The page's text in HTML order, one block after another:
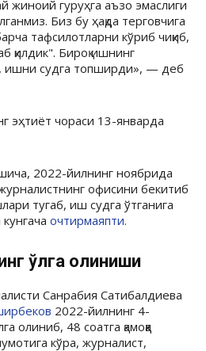
жиноий гуруҳга аъзо эмаслиги
Биз бу ҳақда терговчига
тафсилотларни кўриб чиқиб,
қилдик". Бироқ ишнинг
ишни судга топширди», — деб
эҳтиёт чораси 13-январда
2022-йилнинг ноябрида
офисини бекитиб
тугаб, иш судга ўтганига
очтирмаяпти.
қўлга олиниши
Санрабия Сатибалдиева
2022-йилнинг 4-
олиниб, 48 соатга қамоққа
кўра, журналист,